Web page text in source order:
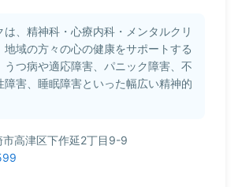
は、精神科・心療内科・メンタルクリ
地域の方々の心の健康をサポートする
うつ病や適応障害、パニック障害、不
障害、睡眠障害といった幅広い精神的
市高津区下作延2丁目9-9